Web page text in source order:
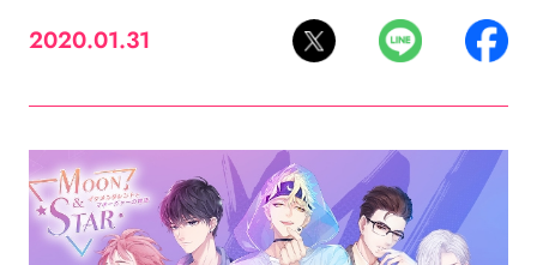
2020.01.31